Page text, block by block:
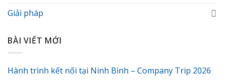
Giải pháp
BÀI VIẾT MỚI
Hành trình kết nối tại Ninh Bình – Company Trip 2026